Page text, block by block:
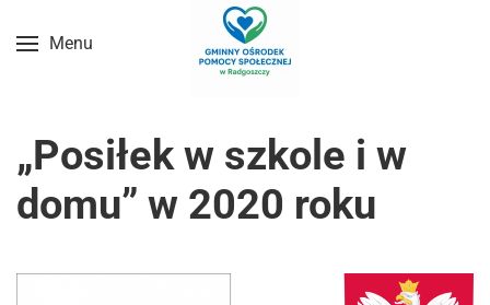
Przejdź do treści głównej
Menu
„Posiłek w szkole i w
domu” w 2020 roku